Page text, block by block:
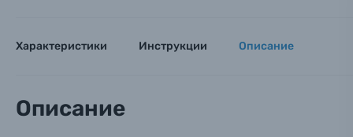
Оптические приборы
Вами с
Характеристики Инструкции Описание
Описание